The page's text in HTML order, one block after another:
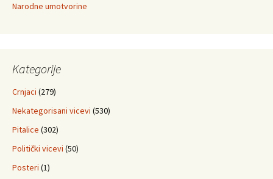
Narodne umotvorine
Kategorije
Crnjaci (279)
Nekategorisani vicevi (530)
Pitalice (302)
Politički vicevi (50)
Posteri (1)